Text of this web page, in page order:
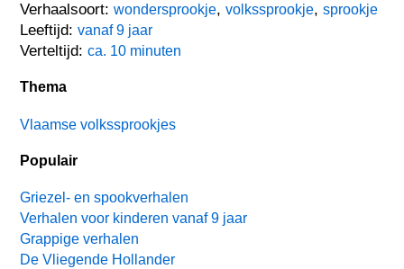
Verhaalsoort:wondersprookje,volkssprookje,sprookje
Leeftijd:vanaf 9 jaar
Verteltijd:ca. 10 minuten
Thema
Vlaamse volkssprookjes
Populair
Griezel- en spookverhalen
Verhalen voor kinderen vanaf 9 jaar
Grappige verhalen
De Vliegende Hollander